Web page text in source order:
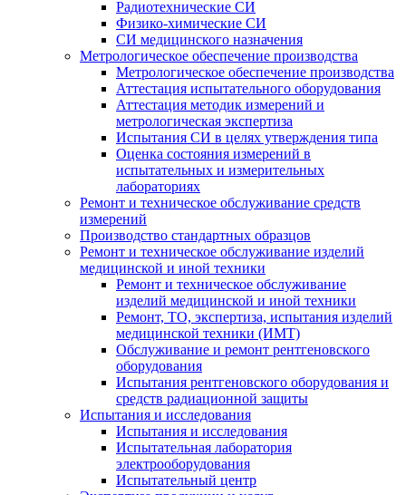
Радиотехнические СИ
Физико-химические СИ
СИ медицинского назначения
Метрологическое обеспечение производства
Метрологическое обеспечение производства
Аттестация испытательного оборудования
Аттестация методик измерений и
метрологическая экспертиза
Испытания СИ в целях утверждения типа
Оценка состояния измерений в
испытательных и измерительных
лабораториях
Ремонт и техническое обслуживание средств
измерений
Производство стандартных образцов
Ремонт и техническое обслуживание изделий
медицинской и иной техники
Ремонт и техническое обслуживание
изделий медицинской и иной техники
Ремонт, ТО, экспертиза, испытания изделий
медицинской техники (ИМТ)
Обслуживание и ремонт рентгеновского
оборудования
Испытания рентгеновского оборудования и
средств радиационной защиты
Испытания и исследования
Испытания и исследования
Испытательная лаборатория
электрооборудования
Испытательный центр